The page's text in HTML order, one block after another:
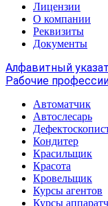
Лицензии
О компании
Реквизиты
Документы
Алфавитный
Рабочие
Автоматчик
Автослесарь
Кондитер
Красильщик
Красота
Кровельщик
Курсы агентов
Курсы